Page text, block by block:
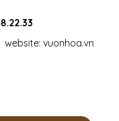
website: vuonhoa.vn